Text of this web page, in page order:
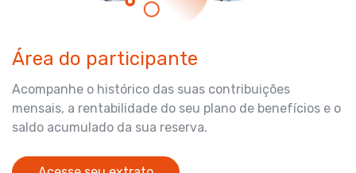
Área do participante
Acompanhe o histórico das suas contribuições
mensais, a rentabilidade do seu plano de benefícios e o
saldo acumulado da sua reserva.